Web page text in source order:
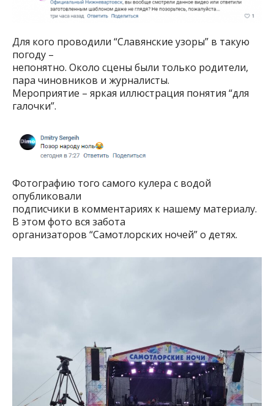
Для кого проводили “Славянские узоры” в такую
погоду –
непонятно. Около сцены были только родители,
пара чиновников и журналисты.
Мероприятие – яркая иллюстрация понятия “для
галочки”.
Фотографию того самого кулера с водой
опубликовали
подписчики в комментариях к нашему материалу.
В этом фото вся забота
организаторов “Самотлорских ночей” о детях.